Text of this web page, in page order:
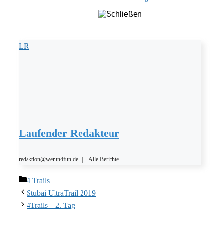
LR
Laufender Redakteur
redaktion@werun4fun.de | Alle Berichte
Kategorien
4 Trails
Stubai UltraTrail 2019
4Trails – 2. Tag